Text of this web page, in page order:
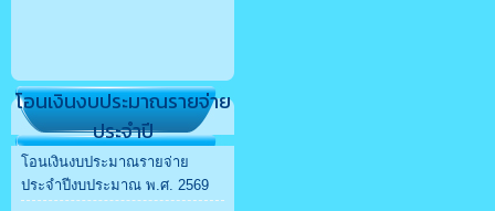
โอนเงินงบประมาณรายจ่าย
ประจำปี
โอนเงินงบประมาณรายจ่าย
ประจำปีงบประมาณ พ.ศ. 2569